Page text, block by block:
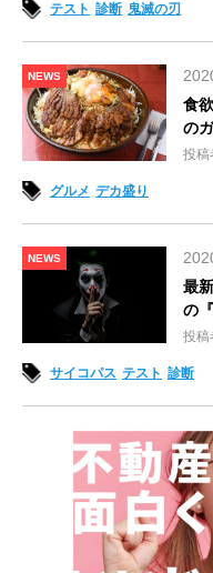
テスト 診断 鬼滅の刃
NEWS
食
の
投稿
グルメ デカ盛り
NEWS
最
の
投稿
サイコパス テスト 診断